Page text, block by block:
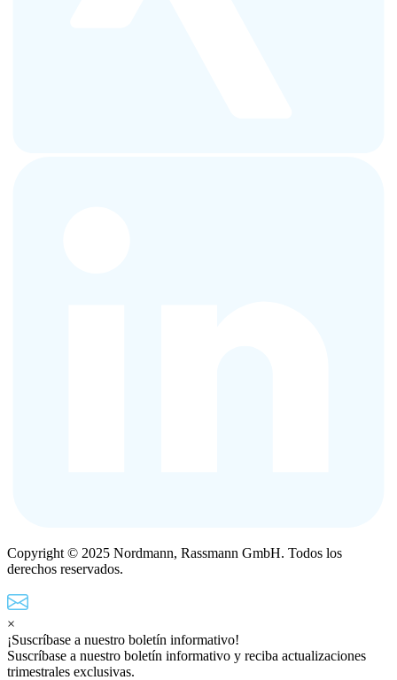
Copyright © 2025 Nordmann, Rassmann GmbH. Todos los
derechos reservados.
×
¡Suscríbase a nuestro boletín informativo!
Suscríbase a nuestro boletín informativo y reciba actualizaciones
trimestrales exclusivas.